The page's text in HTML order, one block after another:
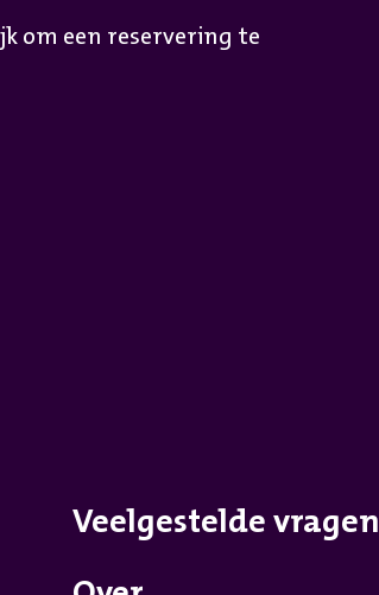
om een reservering te
Veelgestelde vragen